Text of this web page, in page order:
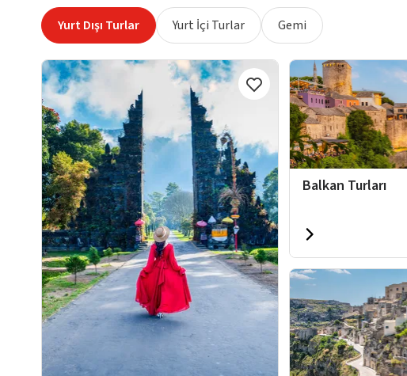
Yurt Dışı Turlar Yurt İçi Turlar Gemi
Balkan Turları